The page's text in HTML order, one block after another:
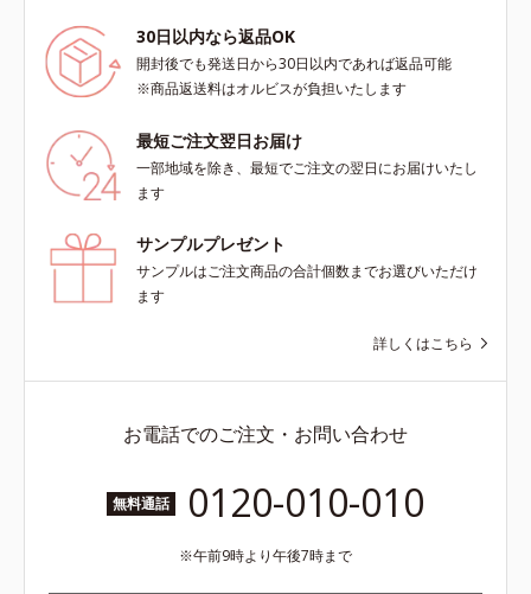
30日以内なら返品OK
開封後でも発送日から30日以内であれば返品可能
※商品返送料はオルビスが負担いたします
最短ご注文翌日お届け
一部地域を除き、最短でご注文の翌日にお届けいたし
ます
サンプルプレゼント
サンプルはご注文商品の合計個数までお選びいただけ
ます
詳しくはこちら
お電話でのご注文・お問い合わせ
無料通話 0120-010-010
午前9時より午後7時まで